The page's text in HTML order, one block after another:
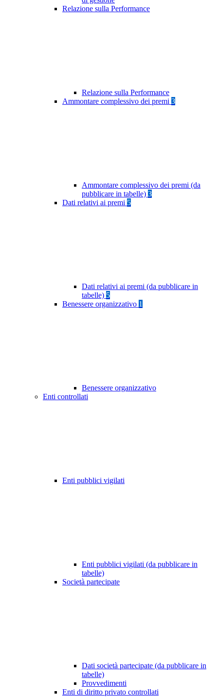
Relazione sulla Performance
Relazione sulla Performance
Ammontare complessivo dei premi 3
Ammontare complessivo dei premi (da
pubblicare in tabelle) 3
Dati relativi ai premi 5
Dati relativi ai premi (da pubblicare in
tabelle) 5
Benessere organizzativo 1
Benessere organizzativo
Enti controllati
Enti pubblici vigilati
Enti pubblici vigilati (da pubblicare in
tabelle)
Società partecipate
Dati società partecipate (da pubblicare in
tabelle)
Provvedimenti
Enti di diritto privato controllati